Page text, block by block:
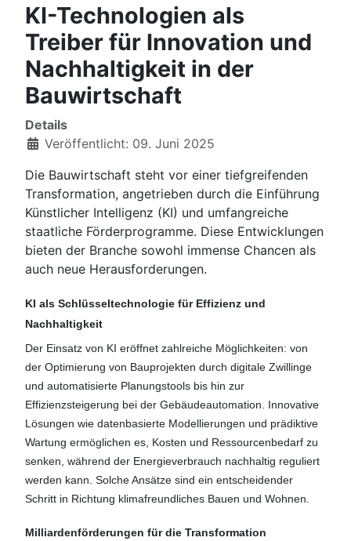
KI-Technologien als
Treiber für Innovation und
Nachhaltigkeit in der
Bauwirtschaft
Details
Veröffentlicht: 09. Juni 2025
Die Bauwirtschaft steht vor einer tiefgreifenden
Transformation, angetrieben durch die Einführung
Künstlicher Intelligenz (KI) und umfangreiche
staatliche Förderprogramme. Diese Entwicklungen
bieten der Branche sowohl immense Chancen als
auch neue Herausforderungen.
KI als Schlüsseltechnologie für Effizienz und
Nachhaltigkeit
Der Einsatz von KI eröffnet zahlreiche Möglichkeiten: von
der Optimierung von Bauprojekten durch digitale Zwillinge
und automatisierte Planungstools bis hin zur
Effizienzsteigerung bei der Gebäudeautomation. Innovative
Lösungen wie datenbasierte Modellierungen und prädiktive
Wartung ermöglichen es, Kosten und Ressourcenbedarf zu
senken, während der Energieverbrauch nachhaltig reguliert
werden kann. Solche Ansätze sind ein entscheidender
Schritt in Richtung klimafreundliches Bauen und Wohnen.
Milliardenförderungen für die Transformation